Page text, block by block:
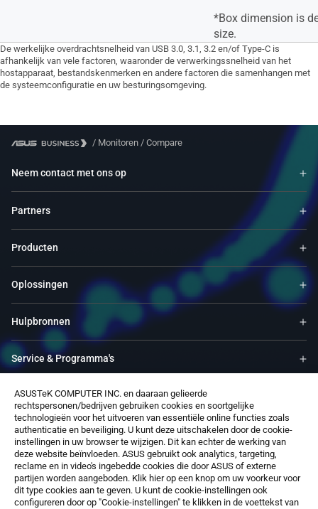
ASUSTeK COMPUTER INC. en daaraan gelieerde
rechtspersonen/bedrijven gebruiken cookies en soortgelijke
technologieën voor het uitvoeren van essentiële online functies zoals
authenticatie en beveiliging. U kunt deze uitschakelen door de cookie-
instellingen in uw browser te wijzigen. Dit kan echter de werking van
deze website beïnvloeden. ASUS gebruikt ook analytics, targeting,
reclame en in video's ingebedde cookies die door ASUS of externe
partijen worden aangeboden. Klik hier op een knop om uw voorkeur voor
dit type cookies aan te geven. U kunt de cookie-instellingen ook
configureren door op "Cookie-instellingen" te klikken in de voettekst van
*Box dimension is
size.
De werkelijke overdrachtsnelheid van USB 3.0, 3.1, 3.2 en/of Type-C is
afhankelijk van vele factoren, waaronder de verwerkingssnelheid van het
hostapparaat, bestandskenmerken en andere factoren die samenhangen met
de systeemconfiguratie en uw besturingsomgeving.
/ Monitoren / Compare
Neem contact met ons op
Partners
Producten
Oplossingen
Hulpbronnen
Service & Programma's
Ondersteuning
Over ons
Software